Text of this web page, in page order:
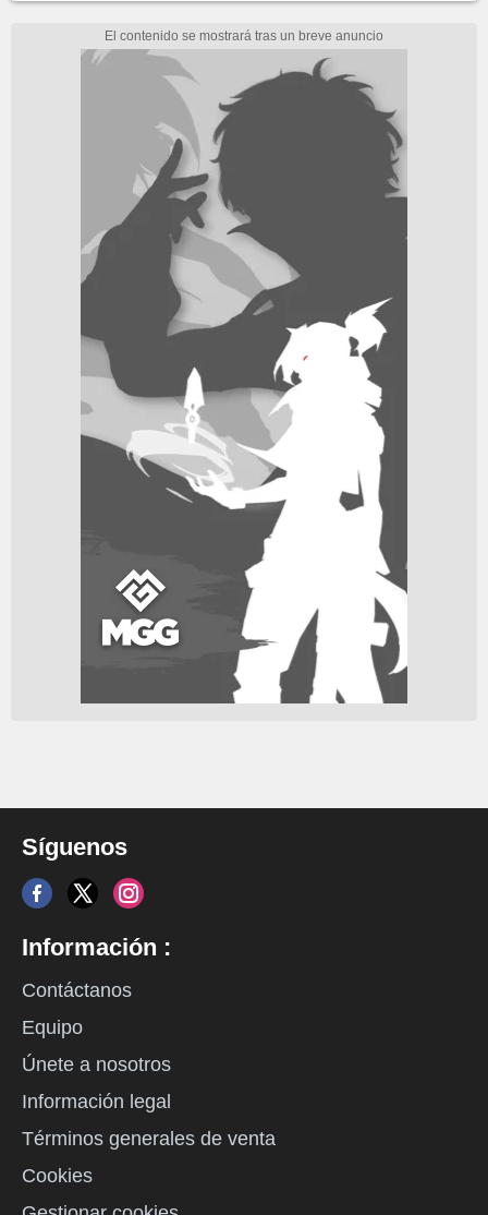
Síguenos
Información :
Contáctanos
Equipo
Únete a nosotros
Información legal
Términos generales de venta
Cookies